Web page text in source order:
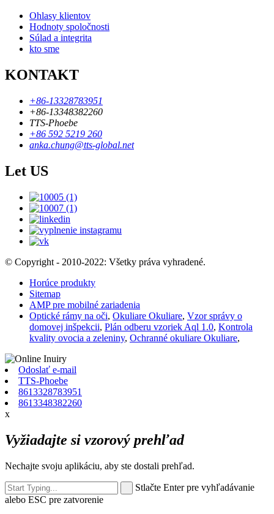
Ohlasy klientov
Hodnoty spoločnosti
Súlad a integrita
kto sme
KONTAKT
+86-13328783951
+86-13348382260
TTS-Phoebe
+86 592 5219 260
anka.chung@tts-global.net
Let US
© Copyright - 2010-2022: Všetky práva vyhradené.
Horúce produkty
Sitemap
AMP pre mobilné zariadenia
Optické rámy na oči, Okuliare Okuliare, Vzor správy o
domovej inšpekcii, Plán odberu vzoriek Aql 1.0, Kontrola
kvality ovocia a zeleniny, Ochranné okuliare Okuliare,
Odoslať e-mail
TTS-Phoebe
8613328783951
8613348382260
x
Vyžiadajte si vzorový prehľad
Nechajte svoju aplikáciu, aby ste dostali prehľad.
Stlačte Enter pre vyhľadávanie
alebo ESC pre zatvorenie